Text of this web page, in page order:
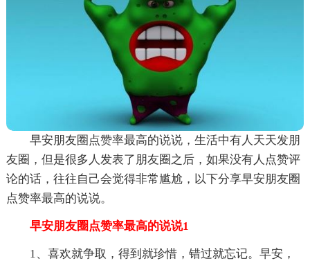
早安朋友圈点赞率最高的说说，生活中有人天天发朋
友圈，但是很多人发表了朋友圈之后，如果没有人点赞评
论的话，往往自己会觉得非常尴尬，以下分享早安朋友圈
点赞率最高的说说。
早安朋友圈点赞率最高的说说1
1、喜欢就争取，得到就珍惜，错过就忘记。早安，